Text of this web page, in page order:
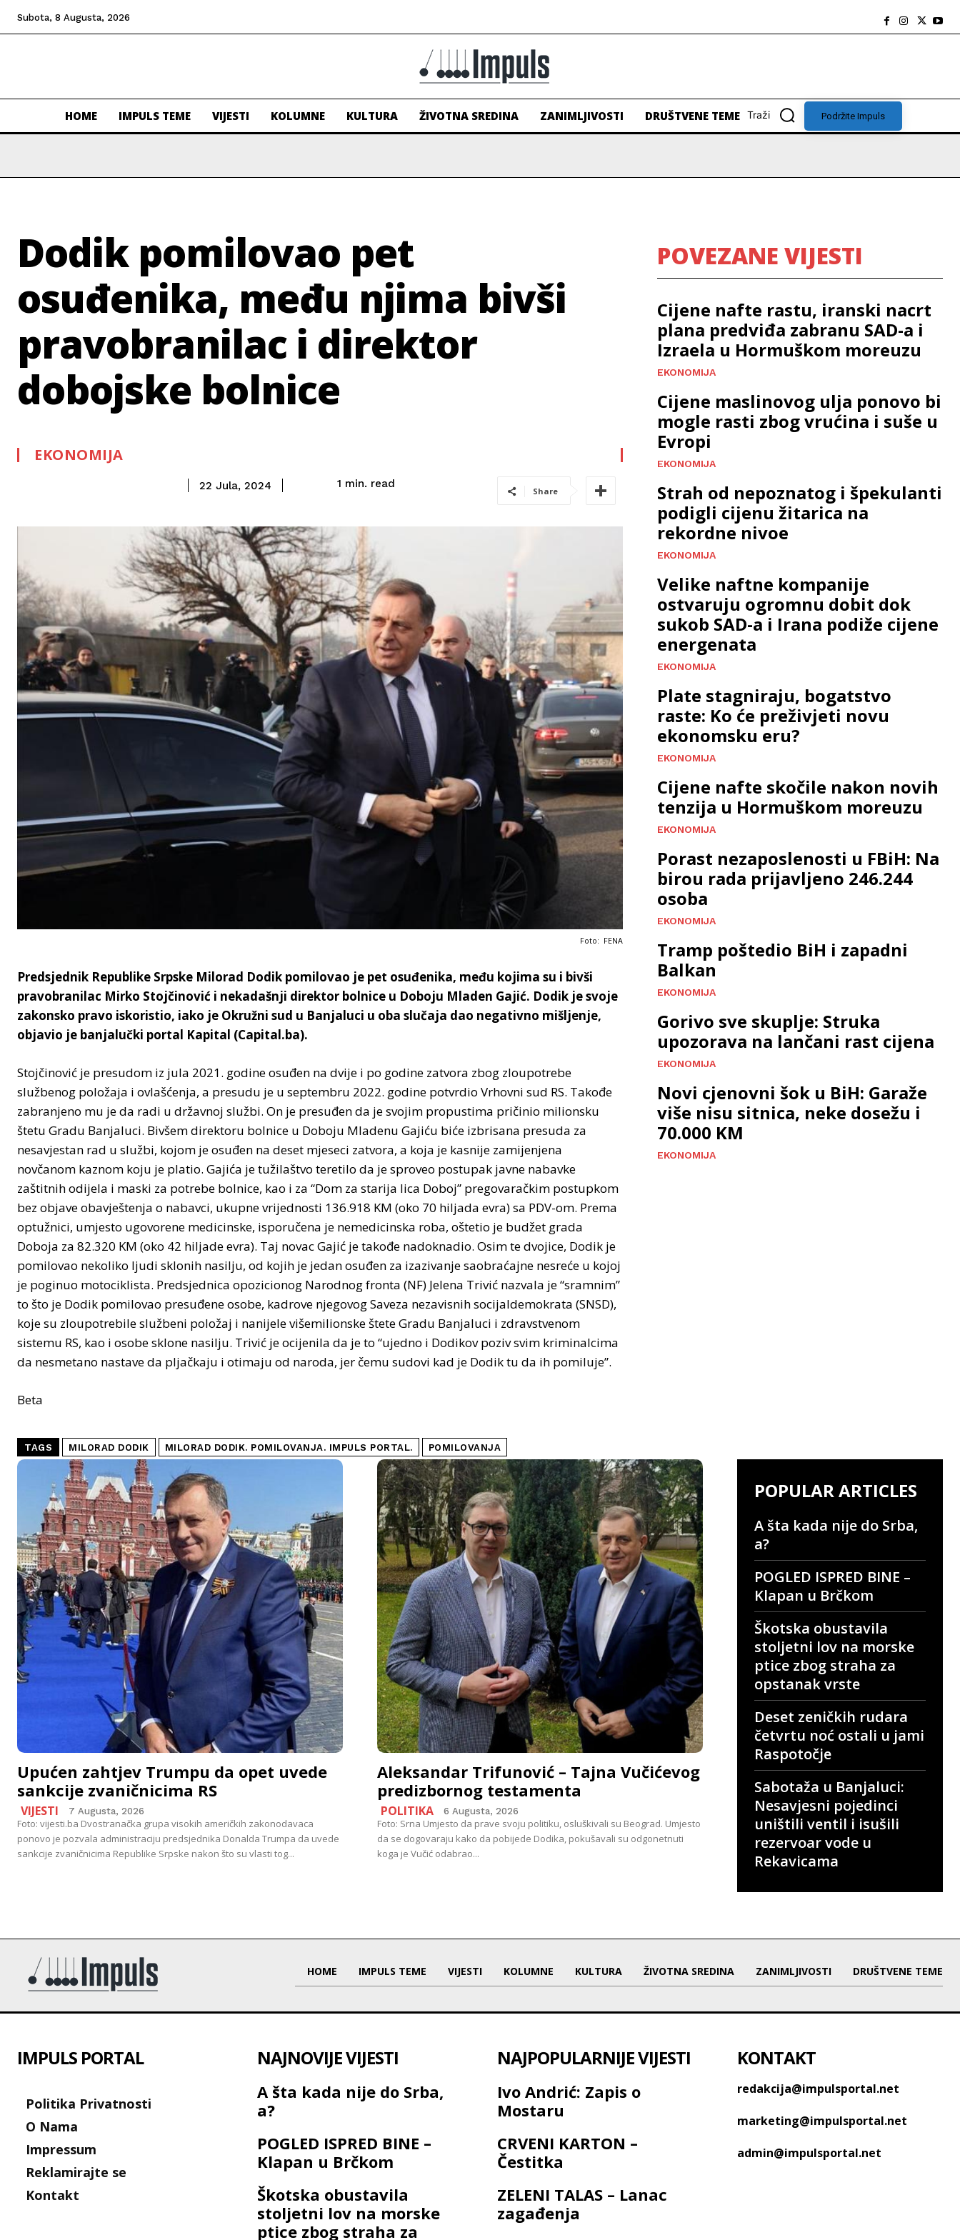
Subota, 8 Augusta, 2026
HOME IMPULS TEME VIJESTI KOLUMNE KULTURA ŽIVOTNA SREDINA ZANIMLJIVOSTI DRUŠTVENE TEME Traži Podržite Impuls
Dodik pomilovao pet
osuđenika, među njima bivši
pravobranilac i direktor
dobojske bolnice
EKONOMIJA
22 Jula, 2024 1 min. read
Share
Foto: FENA
Predsjednik Republike Srpske Milorad Dodik pomilovao je pet osuđenika, među kojima su i bivši
pravobranilac Mirko Stojčinović i nekadašnji direktor bolnice u Doboju Mladen Gajić. Dodik je svoje
zakonsko pravo iskoristio, iako je Okružni sud u Banjaluci u oba slučaja dao negativno mišljenje,
objavio je banjalučki portal Kapital (Capital.ba).
Stojčinović je presudom iz jula 2021. godine osuđen na dvije i po godine zatvora zbog zloupotrebe
službenog položaja i ovlašćenja, a presudu je u septembru 2022. godine potvrdio Vrhovni sud RS. Takođe
zabranjeno mu je da radi u državnoj službi. On je presuđen da je svojim propustima pričinio milionsku
štetu Gradu Banjaluci. Bivšem direktoru bolnice u Doboju Mladenu Gajiću biće izbrisana presuda za
nesavjestan rad u službi, kojom je osuđen na deset mjeseci zatvora, a koja je kasnije zamijenjena
novčanom kaznom koju je platio. Gajića je tužilaštvo teretilo da je sproveo postupak javne nabavke
zaštitnih odijela i maski za potrebe bolnice, kao i za “Dom za starija lica Doboj” pregovaračkim postupkom
bez objave obavještenja o nabavci, ukupne vrijednosti 136.918 KM (oko 70 hiljada evra) sa PDV-om. Prema
optužnici, umjesto ugovorene medicinske, isporučena je nemedicinska roba, oštetio je budžet grada
Doboja za 82.320 KM (oko 42 hiljade evra). Taj novac Gajić je takođe nadoknadio. Osim te dvojice, Dodik je
pomilovao nekoliko ljudi sklonih nasilju, od kojih je jedan osuđen za izazivanje saobraćajne nesreće u kojoj
je poginuo motociklista. Predsjednica opozicionog Narodnog fronta (NF) Jelena Trivić nazvala je “sramnim”
to što je Dodik pomilovao presuđene osobe, kadrove njegovog Saveza nezavisnih socijaldemokrata (SNSD),
koje su zloupotrebile službeni položaj i nanijele višemilionske štete Gradu Banjaluci i zdravstvenom
sistemu RS, kao i osobe sklone nasilju. Trivić je ocijenila da je to “ujedno i Dodikov poziv svim kriminalcima
da nesmetano nastave da pljačkaju i otimaju od naroda, jer čemu sudovi kad je Dodik tu da ih pomiluje”.
Beta
TAGS MILORAD DODIK MILORAD DODIK. POMILOVANJA. IMPULS PORTAL. POMILOVANJA
POVEZANE VIJESTI
Cijene nafte rastu, iranski nacrt
plana predviđa zabranu SAD-a i
Izraela u Hormuškom moreuzu
EKONOMIJA
Cijene maslinovog ulja ponovo bi
mogle rasti zbog vrućina i suše u
Evropi
EKONOMIJA
Strah od nepoznatog i špekulanti
podigli cijenu žitarica na
rekordne nivoe
EKONOMIJA
Velike naftne kompanije
ostvaruju ogromnu dobit dok
sukob SAD-a i Irana podiže cijene
energenata
EKONOMIJA
Plate stagniraju, bogatstvo
raste: Ko će preživjeti novu
ekonomsku eru?
EKONOMIJA
Cijene nafte skočile nakon novih
tenzija u Hormuškom moreuzu
EKONOMIJA
Porast nezaposlenosti u FBiH: Na
birou rada prijavljeno 246.244
osoba
EKONOMIJA
Tramp poštedio BiH i zapadni
Balkan
EKONOMIJA
Gorivo sve skuplje: Struka
upozorava na lančani rast cijena
EKONOMIJA
Novi cjenovni šok u BiH: Garaže
više nisu sitnica, neke dosežu i
70.000 KM
EKONOMIJA
Upućen zahtjev Trumpu da opet uvede
sankcije zvaničnicima RS
VIJESTI 7 Augusta, 2026
Foto: vijesti.ba Dvostranačka grupa visokih američkih zakonodavaca
ponovo je pozvala administraciju predsjednika Donalda Trumpa da uvede
sankcije zvaničnicima Republike Srpske nakon što su vlasti tog...
Aleksandar Trifunović – Tajna Vučićevog
predizbornog testamenta
POLITIKA 6 Augusta, 2026
Foto: Srna Umjesto da prave svoju politiku, osluškivali su Beograd. Umjesto
da se dogovaraju kako da pobijede Dodika, pokušavali su odgonetnuti
koga je Vučić odabrao...
POPULAR ARTICLES
A šta kada nije do Srba,
a?
POGLED ISPRED BINE –
Klapan u Brčkom
Škotska obustavila
stoljetni lov na morske
ptice zbog straha za
opstanak vrste
Deset zeničkih rudara
četvrtu noć ostali u jami
Raspotočje
Sabotaža u Banjaluci:
Nesavjesni pojedinci
uništili ventil i isušili
rezervoar vode u
Rekavicama
HOME IMPULS TEME VIJESTI KOLUMNE KULTURA ŽIVOTNA SREDINA ZANIMLJIVOSTI DRUŠTVENE TEME
IMPULS PORTAL
Politika Privatnosti
O Nama
Impressum
Reklamirajte se
Kontakt
NAJNOVIJE VIJESTI
A šta kada nije do Srba,
a?
POGLED ISPRED BINE –
Klapan u Brčkom
Škotska obustavila
stoljetni lov na morske
ptice zbog straha za
NAJPOPULARNIJE VIJESTI
Ivo Andrić: Zapis o
Mostaru
CRVENI KARTON –
Čestitka
ZELENI TALAS – Lanac
zagađenja
KONTAKT
redakcija@impulsportal.net
marketing@impulsportal.net
admin@impulsportal.net